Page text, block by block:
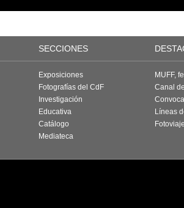
SECCIONES
Exposiciones
Fotografías del CdF
Investigación
Educativa
Catálogo
Mediateca
MUFF,
Canal
Líneas